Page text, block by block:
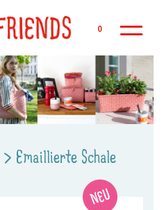
0
> Emaillierte Schale